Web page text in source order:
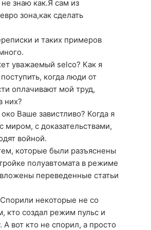
знаю как.Я сам из
зона,как сделать
и таких примеров
уважаемый selco? Как я
когда люди от
оплачивают мой труд,
них?
Ваше завистливо? Когда я
миром, с доказательствами,
войной.
которые были разъяснены
полуавтомата в режиме
переведенные статьи
некоторые не со
кто создал режим пульс и
А вот кто не спорил, а просто